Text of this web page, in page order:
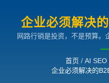
企业必须解决
销问题|
网路行销是投资，不是预算。
半功倍，而環球暢
首页 / AI SEO
企业必须解决的